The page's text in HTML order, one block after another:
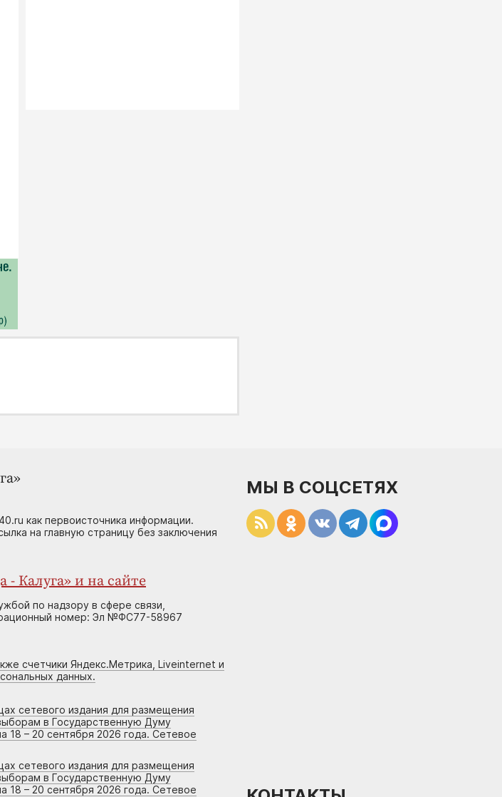
как первоисточника информации.
на главную страницу без заключения
- Калуга» и на сайте
по надзору в сфере связи,
номер: Эл №ФС77-58967
счетчики Яндекс.Метрика, Liveinternet и
данных.
сетевого издания для размещения
в Государственную Думу
18 – 20 сентября 2026 года. Сетевое
сетевого издания для размещения
в Государственную Думу
18 – 20 сентября 2026 года. Сетевое
МЫ В СОЦСЕТЯХ